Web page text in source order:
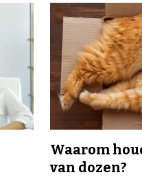
Waarom
van dozen?